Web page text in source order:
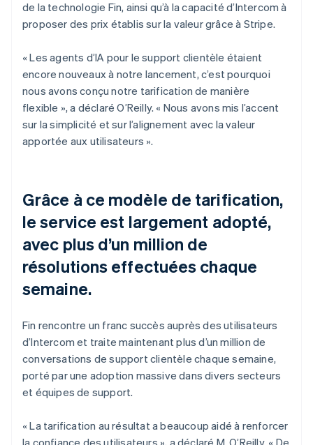
de la technologie Fin, ainsi qu’à la capacité d’Intercom à
proposer des prix établis sur la valeur grâce à Stripe.
« Les agents d’IA pour le support clientèle étaient
encore nouveaux à notre lancement, c’est pourquoi
nous avons conçu notre tarification de manière
flexible », a déclaré O’Reilly. « Nous avons mis l’accent
sur la simplicité et sur l’alignement avec la valeur
apportée aux utilisateurs ».
Grâce à ce modèle de tarification,
le service est largement adopté,
avec plus d’un million de
résolutions effectuées chaque
semaine.
Fin rencontre un franc succès auprès des utilisateurs
d’Intercom et traite maintenant plus d’un million de
conversations de support clientèle chaque semaine,
porté par une adoption massive dans divers secteurs
et équipes de support.
« La tarification au résultat a beaucoup aidé à renforcer
la confiance des utilisateurs », a déclaré M. O’Reilly. « De